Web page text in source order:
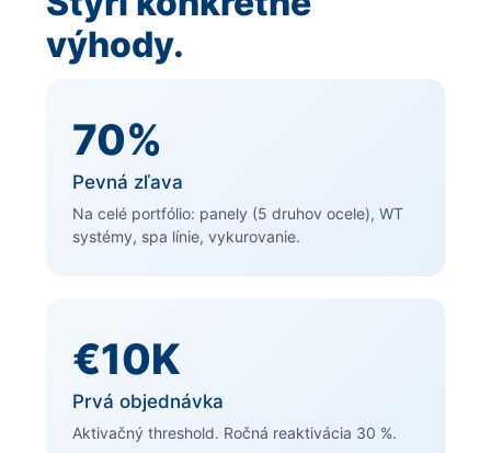
výhody.
70%
Pevná zľava
Na celé portfólio: panely (5 druhov ocele), WT
systémy, spa línie, vykurovanie.
€10K
Prvá objednávka
Aktivačný threshold. Ročná reaktivácia 30 %.